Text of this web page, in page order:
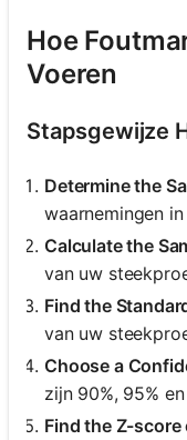
Hoe
Voeren
Stapsgewijze
Determine the
waarnemingen
Calculate the
van uw
Find the
van uw
Choose a
zijn 90%, 95%
Find the Z-score